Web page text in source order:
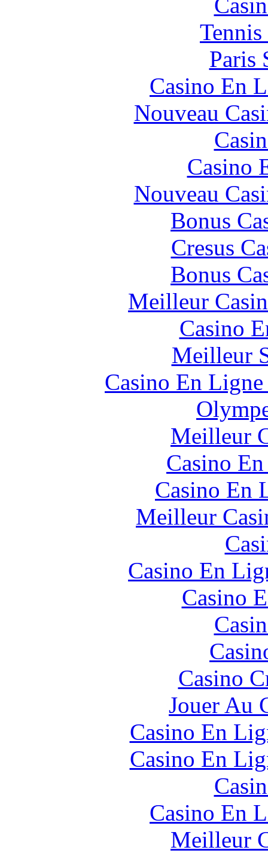
Paris
Casino En
Nouveau
Casino
Nouveau
Bonus
Cresus
Bonus
Meilleur
Casino
Meilleur
Casino En
Meilleur
Casino
Casino En
Meilleur
Casino En
Casino
Casino
Jouer Au
Casino En
Casino En
Casino En
Meilleur